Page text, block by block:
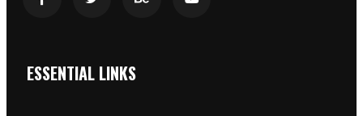
ESSENTIAL LINKS